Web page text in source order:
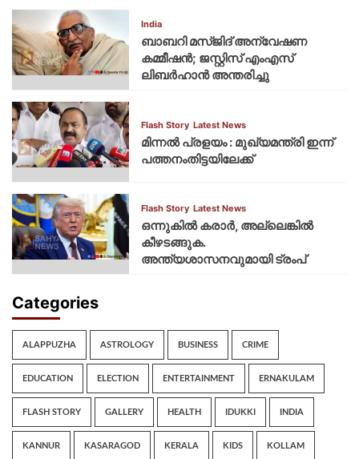
India
ബാബറി മസ്ജിദ് അന്വേഷണ
കമ്മീഷന്‍; ജസ്റ്റിസ് എംഎസ്
ലിബര്‍ഹാന്‍ അന്തരിച്ചു
Flash Story Latest News
മിന്നല്‍ പ്രളയം : മുഖ്യമന്ത്രി ഇന്ന്
പത്തനംതിട്ടയിലേക്ക്
Flash Story Latest News
ഒന്നുകില്‍ കരാര്‍, അല്ലെങ്കില്‍
കീഴടങ്ങുക.
അന്ത്യശാസനവുമായി ട്രംപ്
Categories
ALAPPUZHA ASTROLOGY BUSINESS CRIME
EDUCATION ELECTION ENTERTAINMENT ERNAKULAM
FLASH STORY GALLERY HEALTH IDUKKI INDIA
KANNUR KASARAGOD KERALA KIDS KOLLAM